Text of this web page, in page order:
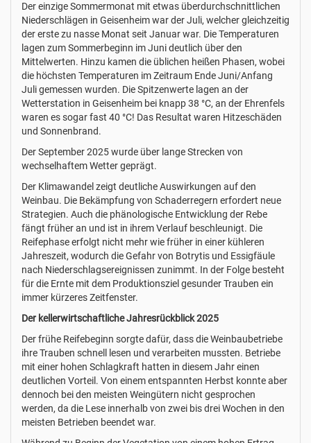
Der einzige Sommermonat mit etwas überdurchschnittlichen
Niederschlägen in Geisenheim war der Juli, welcher gleichzeitig
der erste zu nasse Monat seit Januar war. Die Temperaturen
lagen zum Sommerbeginn im Juni deutlich über den
Mittelwerten. Hinzu kamen die üblichen heißen Phasen, wobei
die höchsten Temperaturen im Zeitraum Ende Juni/Anfang
Juli gemessen wurden. Die Spitzenwerte lagen an der
Wetterstation in Geisenheim bei knapp 38 °C, an der Ehrenfels
waren es sogar fast 40 °C! Das Resultat waren Hitzeschäden
und Sonnenbrand.
Der September 2025 wurde über lange Strecken von
wechselhaftem Wetter geprägt.
Der Klimawandel zeigt deutliche Auswirkungen auf den
Weinbau. Die Bekämpfung von Schaderregern erfordert neue
Strategien. Auch die phänologische Entwicklung der Rebe
fängt früher an und ist in ihrem Verlauf beschleunigt. Die
Reifephase erfolgt nicht mehr wie früher in einer kühleren
Jahreszeit, wodurch die Gefahr von Botrytis und Essigfäule
nach Niederschlagsereignissen zunimmt. In der Folge besteht
für die Ernte mit dem Produktionsziel gesunder Trauben ein
immer kürzeres Zeitfenster.
Der kellerwirtschaftliche Jahresrückblick 2025
Der frühe Reifebeginn sorgte dafür, dass die Weinbaubetriebe
ihre Trauben schnell lesen und verarbeiten mussten. Betriebe
mit einer hohen Schlagkraft hatten in diesem Jahr einen
deutlichen Vorteil. Von einem entspannten Herbst konnte aber
dennoch bei den meisten Weingütern nicht gesprochen
werden, da die Lese innerhalb von zwei bis drei Wochen in den
meisten Betrieben beendet war.